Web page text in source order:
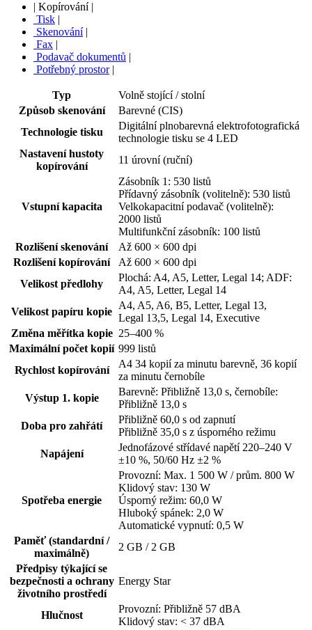
| Kopírování|
Tisk |
Skenování|
Fax |
Podavač dokumentů |
Potřebný prostor|
Typ
Volně stojící / stolní
Způsob skenování
Barevné (CIS)
Technologie tisku
Digitální plnobarevná elektrofotografická
technologie tisku se 4 LED
Nastavení hustoty
kopírování
11 úrovní (ruční)
Vstupní kapacita
Zásobník 1: 530 listů
Přídavný zásobník (volitelně): 530 listů
Velkokapacitní podavač (volitelně):
2000 listů
Multifunkční zásobník: 100 listů
Rozlišení skenování
Až 600 × 600 dpi
Rozlišení kopírování
Až 600 × 600 dpi
Velikost předlohy
Plochá: A4, A5, Letter, Legal 14; ADF:
A4, A5, Letter, Legal 14
Velikost papíru kopie
A4, A5, A6, B5, Letter, Legal 13,
Legal 13,5, Legal 14, Executive
Změna měřítka kopie 25–400 %
Maximální počet kopií 999 listů
Rychlost kopírování
A4 34 kopií za minutu barevně, 36 kopií
za minutu černobíle
Výstup 1. kopie
Barevně: Přibližně 13,0 s, černobíle:
Přibližně 13,0 s
Doba pro zahřátí
Přibližně 60,0 s od zapnutí
Přibližně 35,0 s z úsporného režimu
Napájení
Jednofázové střídavé napětí 220–240 V
±10 %, 50/60 Hz ±2 %
Spotřeba energie
Provozní: Max. 1 500 W / prům. 800 W
Klidový stav: 130 W
Úsporný režim: 60,0 W
Hluboký spánek: 2,0 W
Automatické vypnutí: 0,5 W
Paměť (standardní /
maximálně)
2 GB / 2 GB
Předpisy týkající se
bezpečnosti a ochrany
životního prostředí
Energy Star
Hlučnost
Provozní: Přibližně 57 dBA
Klidový stav: < 37 dBA